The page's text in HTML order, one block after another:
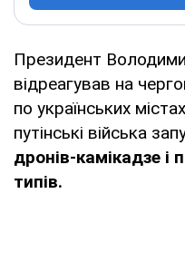
Президент
відреагував на
по українських
путінські війська
дронів-камікадзе і
типів.